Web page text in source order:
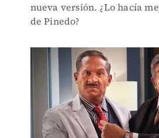
nueva versión. ¿Lo hacía
de Pinedo?